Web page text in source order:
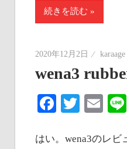
続きを読む
2020年12月2日 karaage
wena3
Facebook
Twitter
はい。wena3のレ